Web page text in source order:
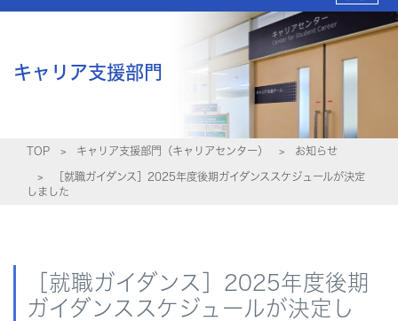
キャリア支援部門
TOP キャリア支援部門（キャリアセンター） お知らせ
［就職ガイダンス］2025年度後期ガイダンススケジュールが決定
しました
［就職ガイダンス］2025年度後期
ガイダンススケジュールが決定し